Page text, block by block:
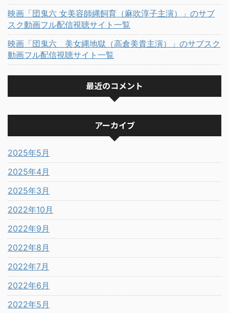
映画「団鬼六 女美容師縄飼育（麻吹淳子主演）」のサブ
スク動画フル配信視聴サイト一覧
映画「団鬼六 美女縄地獄（高倉美貴主演）」のサブスク
動画フル配信視聴サイト一覧
最近のコメント
アーカイブ
2025年5月
2025年4月
2025年3月
2022年10月
2022年9月
2022年8月
2022年7月
2022年6月
2022年5月